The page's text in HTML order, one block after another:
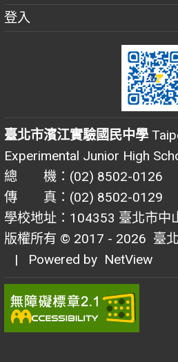
登入
臺北市濱江實驗國民中學
Experimental Junior High
總 機：(02) 8502-0126
傳 真：(02) 8502-0129
學校地址：104353 臺北市中
版權所有 © 2017 - 2026 臺
| Powered by NetView